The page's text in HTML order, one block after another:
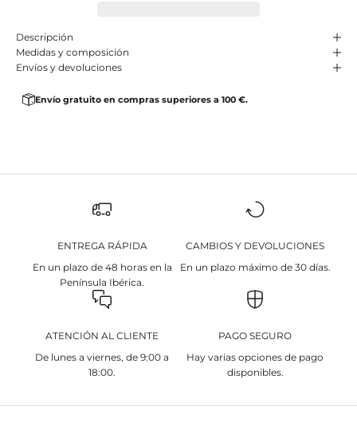
Descripción
Medidas y composición
Envíos y devoluciones
Envío gratuito en compras superiores a 100 €.
ENTREGA RÁPIDA
En un plazo de 48 horas en la
Península Ibérica.
CAMBIOS Y DEVOLUCIONES
En un plazo máximo de 30 días.
ATENCIÓN AL CLIENTE
De lunes a viernes, de 9:00 a
18:00.
PAGO SEGURO
Hay varias opciones de pago
disponibles.